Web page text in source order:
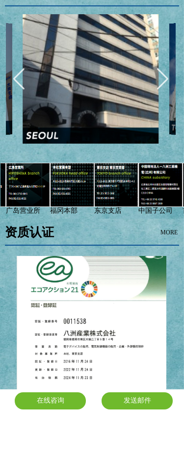
广岛营业所 福冈本部 东京支店 中国子公司
资质认证 MORE
发送邮件
在线咨询 发送邮件
在线咨询